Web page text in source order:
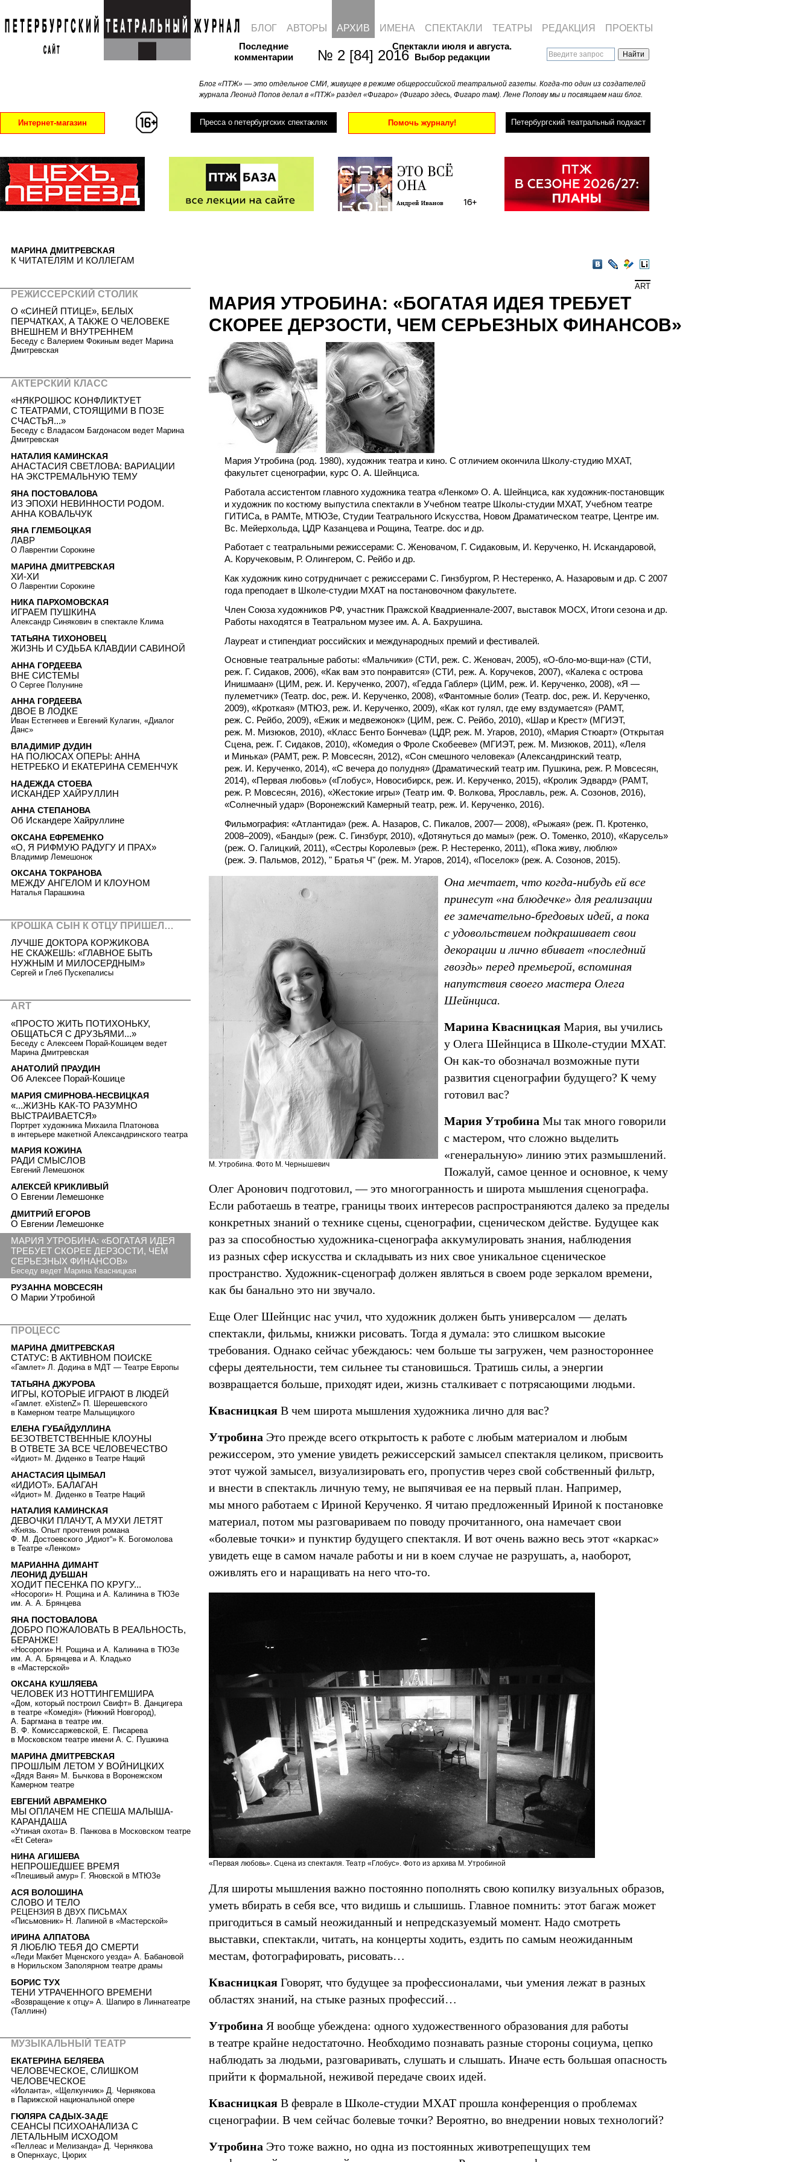
№ 2 [84] 2016
Последние
комментарии
Блог «ПТЖ» — это отдельное СМИ, живущее в режиме общероссийской театральной газеты. Когда-то один из создателей
журнала Леонид Попов делал в «ПТЖ» раздел «Фигаро» (Фигаро здесь, Фигаро там). Лене Попову мы и посвящаем наш блог.
Спектакли июля и августа.
Выбор редакции
Интернет-магазин Пресса о петербургских спектаклях Помочь журналу! Петербургский театральный подкаст
БЛОГ АВТОРЫ АРХИВ ИМЕНА СПЕКТАКЛИ ТЕАТРЫ РЕДАКЦИЯ ПРОЕКТЫ
VKontakte
LiveJournal
Мой
LiveInternet
ART
МАРИЯ УТРОБИНА: «БОГАТАЯ ИДЕЯ ТРЕБУЕТ
СКОРЕЕ ДЕРЗОСТИ, ЧЕМ СЕРЬЕЗНЫХ ФИНАНСОВ»
Мария Утробина (род. 1980), художник театра и кино. С отличием окончила Школу-студию МХАТ,
факультет сценографии, курс О. А. Шейнциса.
Работала ассистентом главного художника театра «Ленком» О. А. Шейнциса, как художник-постановщик
и художник по костюму выпустила спектакли в Учебном театре Школы-студии МХАТ, Учебном театре
ГИТИСа, в РАМТе, МТЮЗе, Студии Театрального Искусства, Новом Драматическом театре, Центре им.
Вс. Мейерхольда, ЦДР Казанцева и Рощина, Театре. doc и др.
Работает с театральными режиссерами: С. Женовачом, Г. Сидаковым, И. Керученко, Н. Искандаровой,
А. Коручековым, Р. Олингером, С. Рейбо и др.
Как художник кино сотрудничает с режиссерами С. Гинзбургом, Р. Нестеренко, А. Назаровым и др. С 2007
года преподает в Школе-студии МХАТ на постановочном факультете.
Член Союза художников РФ, участник Пражской Квадриеннале-2007, выставок МОСХ, Итоги сезона и др.
Работы находятся в Театральном музее им. А. А. Бахрушина.
Лауреат и стипендиат российских и международных премий и фестивалей.
Основные театральные работы: «Мальчики» (СТИ, реж. С. Женовач, 2005), «О-бло-мо-вщи-на» (СТИ,
реж. Г. Сидаков, 2006), «Как вам это понравится» (СТИ, реж. А. Коручеков, 2007), «Калека с острова
Инишмаан» (ЦИМ, реж. И. Керученко, 2007), «Гедда Габлер» (ЦИМ, реж. И. Керученко, 2008), «Я —
пулеметчик» (Театр. doc, реж. И. Керученко, 2008), «Фантомные боли» (Театр. doc, реж. И. Керученко,
2009), «Кроткая» (МТЮЗ, реж. И. Керученко, 2009), «Как кот гулял, где ему вздумается» (РАМТ,
реж. С. Рейбо, 2009), «Ежик и медвежонок» (ЦИМ, реж. С. Рейбо, 2010), «Шар и Крест» (МГИЭТ,
реж. М. Мизюков, 2010), «Класс Бенто Бончева» (ЦДР, реж. М. Угаров, 2010), «Мария Стюарт» (Открытая
Сцена, реж. Г. Сидаков, 2010), «Комедия о Фроле Скобееве» (МГИЭТ, реж. М. Мизюков, 2011), «Леля
и Минька» (РАМТ, реж. Р. Мовсесян, 2012), «Сон смешного человека» (Александринский театр,
реж. И. Керученко, 2014), «С вечера до полудня» (Драматический театр им. Пушкина, реж. Р. Мовсесян,
2014), «Первая любовь» («Глобус», Новосибирск, реж. И. Керученко, 2015), «Кролик Эдвард» (РАМТ,
реж. Р. Мовсесян, 2016), «Жестокие игры» (Театр им. Ф. Волкова, Ярославль, реж. А. Созонов, 2016),
«Солнечный удар» (Воронежский Камерный театр, реж. И. Керученко, 2016).
Фильмография: «Атлантида» (реж. А. Назаров, С. Пикалов, 2007— 2008), «Рыжая» (реж. П. Кротенко,
2008–2009), «Банды» (реж. С. Гинзбург, 2010), «Дотянуться до мамы» (реж. О. Томенко, 2010), «Карусель»
(реж. О. Галицкий, 2011), «Сестры Королевы» (реж. Р. Нестеренко, 2011), «Пока живу, люблю»
(реж. Э. Пальмов, 2012), " Братья Ч" (реж. М. Угаров, 2014), «Поселок» (реж. А. Созонов, 2015).
М. Утробина. Фото М. Чернышевич
Она мечтает, что когда-нибудь ей все
принесут «на блюдечке» для реализации
ее замечательно-бредовых идей, а пока
с удовольствием подкрашивает свои
декорации и лично вбивает «последний
гвоздь» перед премьерой, вспоминая
напутствия своего мастера Олега
Шейнциса.
Марина Квасницкая Мария, вы учились
у Олега Шейнциса в Школе-студии МХАТ.
Он как-то обозначал возможные пути
развития сценографии будущего? К чему
готовил вас?
Мария Утробина Мы так много говорили
с мастером, что сложно выделить
«генеральную» линию этих размышлений.
Пожалуй, самое ценное и основное, к чему
Олег Аронович подготовил, — это многогранность и широта мышления сценографа.
Если работаешь в театре, границы твоих интересов распространяются далеко за пределы
конкретных знаний о технике сцены, сценографии, сценическом действе. Будущее как
раз за способностью художника-сценографа аккумулировать знания, наблюдения
из разных сфер искусства и складывать из них свое уникальное сценическое
пространство. Художник-сценограф должен являться в своем роде зеркалом времени,
как бы банально это ни звучало.
Еще Олег Шейнцис нас учил, что художник должен быть универсалом — делать
спектакли, фильмы, книжки рисовать. Тогда я думала: это слишком высокие
требования. Однако сейчас убеждаюсь: чем больше ты загружен, чем разностороннее
сферы деятельности, тем сильнее ты становишься. Тратишь силы, а энергии
возвращается больше, приходят идеи, жизнь сталкивает с потрясающими людьми.
Квасницкая В чем широта мышления художника лично для вас?
Утробина Это прежде всего открытость к работе с любым материалом и любым
режиссером, это умение увидеть режиссерский замысел спектакля целиком, присвоить
этот чужой замысел, визуализировать его, пропустив через свой собственный фильтр,
и внести в спектакль личную тему, не выпячивая ее на первый план. Например,
мы много работаем с Ириной Керученко. Я читаю предложенный Ириной к постановке
материал, потом мы разговариваем по поводу прочитанного, она намечает свои
«болевые точки» и пунктир будущего спектакля. И вот очень важно весь этот «каркас»
увидеть еще в самом начале работы и ни в коем случае не разрушать, а, наоборот,
оживлять его и наращивать на него что-то.
«Первая любовь». Сцена из спектакля. Театр «Глобус». Фото из архива М. Утробиной
Для широты мышления важно постоянно пополнять свою копилку визуальных образов,
уметь вбирать в себя все, что видишь и слышишь. Главное помнить: этот багаж может
пригодиться в самый неожиданный и непредсказуемый момент. Надо смотреть
выставки, спектакли, читать, на концерты ходить, ездить по самым неожиданным
местам, фотографировать, рисовать…
Квасницкая Говорят, что будущее за профессионалами, чьи умения лежат в разных
областях знаний, на стыке разных профессий…
Утробина Я вообще убеждена: одного художественного образования для работы
в театре крайне недостаточно. Необходимо познавать разные стороны социума, цепко
наблюдать за людьми, разговаривать, слушать и слышать. Иначе есть большая опасность
прийти к формальной, неживой передаче своих идей.
Квасницкая В феврале в Школе-студии МХАТ прошла конференция о проблемах
сценографии. В чем сейчас болевые точки? Вероятно, во внедрении новых технологий?
Утробина Это тоже важно, но одна из постоянных животрепещущих тем
МАРИНА ДМИТРЕВСКАЯ
К ЧИТАТЕЛЯМ И КОЛЛЕГАМ
РЕЖИССЕРСКИЙ СТОЛИК
О «СИНЕЙ ПТИЦЕ», БЕЛЫХ
ПЕРЧАТКАХ, А ТАКЖЕ О ЧЕЛОВЕКЕ
ВНЕШНЕМ И ВНУТРЕННЕМ
Беседу с Валерием Фокиным ведет Марина
Дмитревская
АКТЕРСКИЙ КЛАСС
«НЯКРОШЮС КОНФЛИКТУЕТ
С ТЕАТРАМИ, СТОЯЩИМИ В ПОЗЕ
СЧАСТЬЯ...»
Беседу с Владасом Багдонасом ведет Марина
Дмитревская
НАТАЛИЯ КАМИНСКАЯ
АНАСТАСИЯ СВЕТЛОВА: ВАРИАЦИИ
НА ЭКСТРЕМАЛЬНУЮ ТЕМУ
ЯНА ПОСТОВАЛОВА
ИЗ ЭПОХИ НЕВИННОСТИ РОДОМ.
АННА КОВАЛЬЧУК
ЯНА ГЛЕМБОЦКАЯ
ЛАВР
О Лаврентии Сорокине
МАРИНА ДМИТРЕВСКАЯ
ХИ-ХИ
О Лаврентии Сорокине
НИКА ПАРХОМОВСКАЯ
ИГРАЕМ ПУШКИНА
Александр Синякович в спектакле Клима
ТАТЬЯНА ТИХОНОВЕЦ
ЖИЗНЬ И СУДЬБА КЛАВДИИ САВИНОЙ
АННА ГОРДЕЕВА
ВНЕ СИСТЕМЫ
О Сергее Полунине
АННА ГОРДЕЕВА
ДВОЕ В ЛОДКЕ
Иван Естегнеев и Евгений Кулагин, «Диалог
Данс»
ВЛАДИМИР ДУДИН
НА ПОЛЮСАХ ОПЕРЫ: АННА
НЕТРЕБКО И ЕКАТЕРИНА СЕМЕНЧУК
НАДЕЖДА СТОЕВА
ИСКАНДЕР ХАЙРУЛЛИН
АННА СТЕПАНОВА
Об Искандере Хайруллине
ОКСАНА ЕФРЕМЕНКО
«О, Я РИФМУЮ РАДУГУ И ПРАХ»
Владимир Лемешонок
ОКСАНА ТОКРАНОВА
МЕЖДУ АНГЕЛОМ И КЛОУНОМ
Наталья Парашкина
КРОШКА СЫН К ОТЦУ ПРИШЕЛ…
ЛУЧШЕ ДОКТОРА КОРЖИКОВА
НЕ СКАЖЕШЬ: «ГЛАВНОЕ БЫТЬ
НУЖНЫМ И МИЛОСЕРДНЫМ»
Сергей и Глеб Пускепалисы
ART
«ПРОСТО ЖИТЬ ПОТИХОНЬКУ,
ОБЩАТЬСЯ С ДРУЗЬЯМИ...»
Беседу с Алексеем Порай-Кошицем ведет
Марина Дмитревская
АНАТОЛИЙ ПРАУДИН
Об Алексее Порай-Кошице
МАРИЯ СМИРНОВА-НЕСВИЦКАЯ
«...ЖИЗНЬ КАК-ТО РАЗУМНО
ВЫСТРАИВАЕТСЯ»
Портрет художника Михаила Платонова
в интерьере макетной Александринского театра
МАРИЯ КОЖИНА
РАДИ СМЫСЛОВ
Евгений Лемешонок
АЛЕКСЕЙ КРИКЛИВЫЙ
О Евгении Лемешонке
ДМИТРИЙ ЕГОРОВ
О Евгении Лемешонке
МАРИЯ УТРОБИНА: «БОГАТАЯ ИДЕЯ
ТРЕБУЕТ СКОРЕЕ ДЕРЗОСТИ, ЧЕМ
СЕРЬЕЗНЫХ ФИНАНСОВ»
Беседу ведет Марина Квасницкая
РУЗАННА МОВСЕСЯН
О Марии Утробиной
ПРОЦЕСС
МАРИНА ДМИТРЕВСКАЯ
СТАТУС: В АКТИВНОМ ПОИСКЕ
«Гамлет» Л. Додина в МДТ — Театре Европы
ТАТЬЯНА ДЖУРОВА
ИГРЫ, КОТОРЫЕ ИГРАЮТ В ЛЮДЕЙ
«Гамлет. eXistenZ» П. Шерешевского
в Камерном театре Малыщицкого
ЕЛЕНА ГУБАЙДУЛЛИНА
БЕЗОТВЕТСТВЕННЫЕ КЛОУНЫ
В ОТВЕТЕ ЗА ВСЕ ЧЕЛОВЕЧЕСТВО
«Идиот» М. Диденко в Театре Наций
АНАСТАСИЯ ЦЫМБАЛ
«ИДИОТ». БАЛАГАН
«Идиот» М. Диденко в Театре Наций
НАТАЛИЯ КАМИНСКАЯ
ДЕВОЧКИ ПЛАЧУТ, А МУХИ ЛЕТЯТ
«Князь. Опыт прочтения романа
Ф. М. Достоевского „Идиот“» К. Богомолова
в Театре «Ленком»
МАРИАННА ДИМАНТ
ЛЕОНИД ДУБШАН
ХОДИТ ПЕСЕНКА ПО КРУГУ...
«Носороги» Н. Рощина и А. Калинина в ТЮЗе
им. А. А. Брянцева
ЯНА ПОСТОВАЛОВА
ДОБРО ПОЖАЛОВАТЬ В РЕАЛЬНОСТЬ,
БЕРАНЖЕ!
«Носороги» Н. Рощина и А. Калинина в ТЮЗе
им. А. А. Брянцева и А. Кладько
в «Мастерской»
ОКСАНА КУШЛЯЕВА
ЧЕЛОВЕК ИЗ НОТТИНГЕМШИРА
«Дом, который построил Свифт» В. Данцигера
в театре «Комедiя» (Нижний Новгород),
А. Баргмана в театре им.
В. Ф. Комиссаржевской, Е. Писарева
в Московском театре имени А. С. Пушкина
МАРИНА ДМИТРЕВСКАЯ
ПРОШЛЫМ ЛЕТОМ У ВОЙНИЦКИХ
«Дядя Ваня» М. Бычкова в Воронежском
Камерном театре
ЕВГЕНИЙ АВРАМЕНКО
МЫ ОПЛАЧЕМ НЕ СПЕША МАЛЫША-
КАРАНДАША
«Утиная охота» В. Панкова в Московском театре
«Et Cetera»
НИНА АГИШЕВА
НЕПРОШЕДШЕЕ ВРЕМЯ
«Плешивый амур» Г. Яновской в МТЮЗе
АСЯ ВОЛОШИНА
СЛОВО И ТЕЛО
РЕЦЕНЗИЯ В ДВУХ ПИСЬМАХ
«Письмовник» Н. Лапиной в «Мастерской»
ИРИНА АЛПАТОВА
Я ЛЮБЛЮ ТЕБЯ ДО СМЕРТИ
«Леди Макбет Мценского уезда» А. Бабановой
в Норильском Заполярном театре драмы
БОРИС ТУХ
ТЕНИ УТРАЧЕННОГО ВРЕМЕНИ
«Возвращение к отцу» А. Шапиро в Линнатеатре
(Таллинн)
МУЗЫКАЛЬНЫЙ ТЕАТР
ЕКАТЕРИНА БЕЛЯЕВА
ЧЕЛОВЕЧЕСКОЕ, СЛИШКОМ
ЧЕЛОВЕЧЕСКОЕ
«Иоланта», «Щелкунчик» Д. Чернякова
в Парижской национальной опере
ГЮЛЯРА САДЫХ-ЗАДЕ
СЕАНСЫ ПСИХОАНАЛИЗА С
ЛЕТАЛЬНЫМ ИСХОДОМ
«Пеллеас и Мелизанда» Д. Чернякова
в Опернхаус, Цюрих